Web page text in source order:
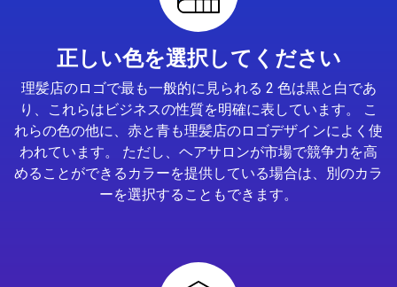
正しい色を選択してください
理髪店のロゴで最も一般的に見られる 2 色は黒と白であ
り、これらはビジネスの性質を明確に表しています。 こ
れらの色の他に、赤と青も理髪店のロゴデザインによく使
われています。 ただし、ヘアサロンが市場で競争力を高
めることができるカラーを提供している場合は、別のカラ
ーを選択することもできます。